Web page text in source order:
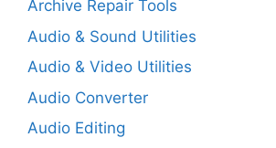
Archive Repair Tools
Audio & Sound Utilities
Audio & Video Utilities
Audio Converter
Audio Editing